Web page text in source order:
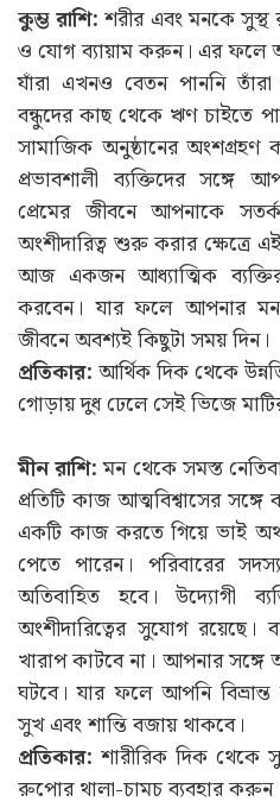
কুম্ভ রাশি: শরীর এবং মনকে সুস্থ
ও যোগ ব্যায়াম করুন। এর ফলে
যাঁরা এখনও বেতন পাননি
বন্ধুদের কাছ থেকে ঋণ
সামাজিক অনুষ্ঠানের অংশগ্রহণ
প্রভাবশালী ব্যক্তিদের সঙ্গে
প্রেমের জীবনে আপনাকে
অংশীদারিত্ব শুরু করার ক্ষেত্রে
আজ একজন আধ্যাত্মিক
করবেন। যার ফলে আপনার মন
জীবনে অবশ্যই কিছুটা সময় দিন।
প্রতিকার: আর্থিক দিক থেকে
গোড়ায় দুধ ঢেলে সেই ভিজে
মীন রাশি:মন থেকে সমস্ত
প্রতিটি কাজ আত্মবিশ্বাসের
একটি কাজ করতে গিয়ে ভাই
পেতে পারেন। পরিবারের
অতিবাহিত হবে। উদ্যোগী
অংশীদারিত্বের সুযোগ রয়েছে।
খারাপ কাটবে না। আপনার
ঘটবে। যার ফলে আপনি
সুখ এবং শান্তি বজায় থাকবে।
প্রতিকার: শারীরিক দিক থেকে
রুপোর থালা-চামচ ব্যবহার করুন।